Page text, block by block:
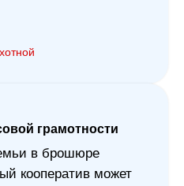
грамотности
в брошюре
кооператив может